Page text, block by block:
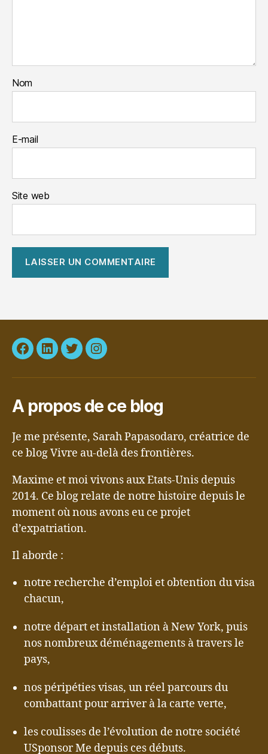
Nom
E-mail
Site web
Facebook
LinkedInTwitterInstagram
A propos de ce blog
Je me présente, Sarah Papasodaro, créatrice de
ce blog Vivre au-delà des frontières.
Maxime et moi vivons aux Etats-Unis depuis
2014. Ce blog relate de notre histoire depuis le
moment où nous avons eu ce projet
d’expatriation.
Il aborde :
notre recherche d’emploi et obtention du visa
chacun,
notre départ et installation à New York, puis
nos nombreux déménagements à travers le
pays,
nos péripéties visas, un réel parcours du
combattant pour arriver à la carte verte,
les coulisses de l’évolution de notre société
USponsor Me depuis ces débuts.